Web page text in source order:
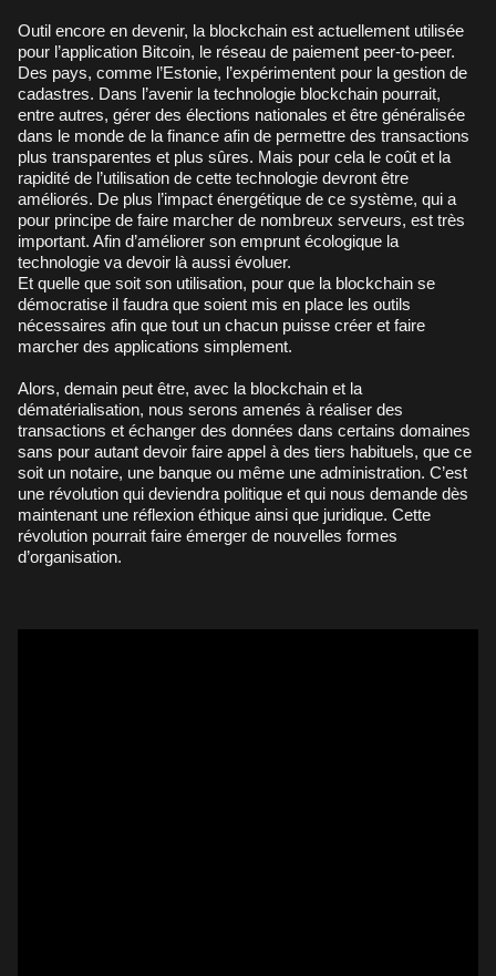
Outil encore en devenir, la blockchain est actuellement utilisée
pour l’application Bitcoin, le réseau de paiement peer-to-peer.
Des pays, comme l’Estonie, l’expérimentent pour la gestion de
cadastres. Dans l’avenir la technologie blockchain pourrait,
entre autres, gérer des élections nationales et être généralisée
dans le monde de la finance afin de permettre des transactions
plus transparentes et plus sûres. Mais pour cela le coût et la
rapidité de l’utilisation de cette technologie devront être
améliorés. De plus l’impact énergétique de ce système, qui a
pour principe de faire marcher de nombreux serveurs, est très
important. Afin d’améliorer son emprunt écologique la
technologie va devoir là aussi évoluer.
Et quelle que soit son utilisation, pour que la blockchain se
démocratise il faudra que soient mis en place les outils
nécessaires afin que tout un chacun puisse créer et faire
marcher des applications simplement.
Alors, demain peut être, avec la blockchain et la
dématérialisation, nous serons amenés à réaliser des
transactions et échanger des données dans certains domaines
sans pour autant devoir faire appel à des tiers habituels, que ce
soit un notaire, une banque ou même une administration. C’est
une révolution qui deviendra politique et qui nous demande dès
maintenant une réflexion éthique ainsi que juridique. Cette
révolution pourrait faire émerger de nouvelles formes
d’organisation.